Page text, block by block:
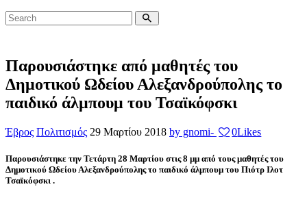
Παρουσιάστηκε από μαθητές του
Δημοτικού Ωδείου Αλεξανδρούπολης το
παιδικό άλμπουμ του Τσαϊκόφσκι
Έβρος Πολιτισμός 29 Μαρτίου 2018 by gnomi- 0Likes
Παρουσιάστηκε την Τετάρτη 28 Μαρτίου στις 8 μμ από τους μαθητές του
Δημοτικού Ωδείου Αλεξανδρούπολης το παιδικό άλμπουμ του Πιότρ Ιλοτ
Τσαϊκόφσκι .